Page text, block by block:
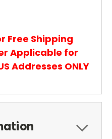
Free Shipping
Applicable for
Addresses ONLY